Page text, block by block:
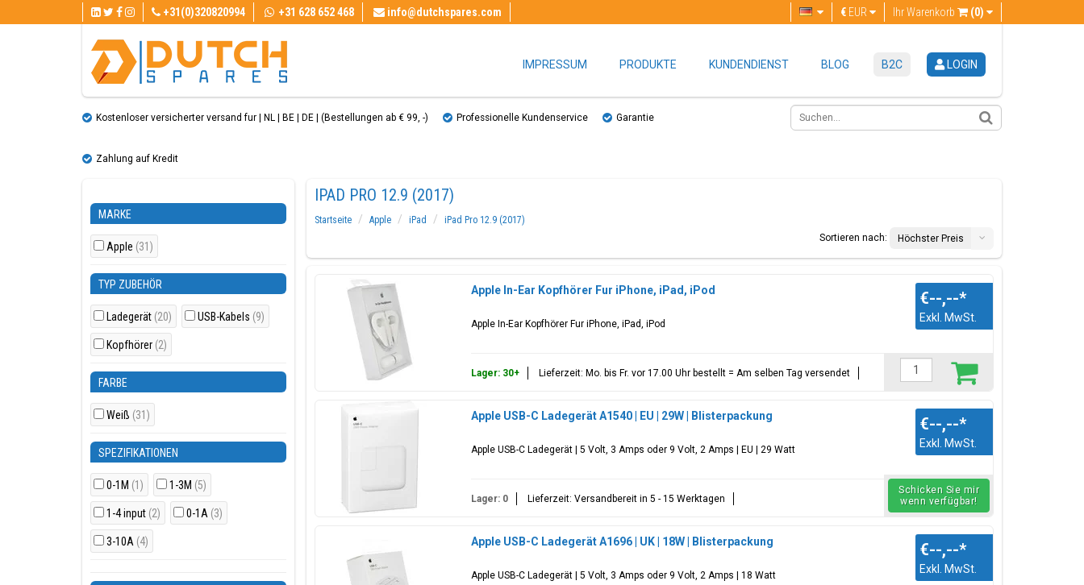
+31(0)320820994 +31 628 652 468 info@dutchspares.com Ihr Warenkorb (0)
€ EUR
IMPRESSUM PRODUKTE KUNDENDIENST BLOG B2C LOGIN
Kostenloser versicherter versand fur | NL | BE | DE | (Bestellungen ab € 99, ​​-) Professionelle Kundenservice Garantie
Zahlung auf Kredit
MARKE
Apple (31)
TYP ZUBEHÖR
Ladegerät (20) USB-Kabels (9)
Kopfhörer (2)
FARBE
Weiß (31)
SPEZIFIKATIONEN
0-1M (1) 1-3M (5)
1-4 input (2) 0-1A (3)
3-10A (4)
IPAD PRO 12.9 (2017)
Startseite Apple iPad
iPad Pro 12.9 (2017)
Sortieren nach:
Höchster Preis
Apple In-Ear Kopfhörer Fur iPhone, iPad, iPod
Apple In-Ear Kopfhörer Fur iPhone, iPad, iPod
€--,--*
Exkl. MwSt.
Lager: 30+ Lieferzeit: Mo. bis Fr. vor 17.00 Uhr bestellt = Am selben Tag versendet
Apple USB-C Ladegerät A1540 | EU | 29W | Blisterpackung
Apple USB-C Ladegerät | 5 Volt, 3 Amps oder 9 Volt, 2 Amps | EU | 29 Watt
€--,--*
Exkl. MwSt.
Lager: 0 Lieferzeit: Versandbereit in 5 - 15 Werktagen
Schicken Sie mir
wenn verfügbar!
Apple USB-C Ladegerät A1696 | UK | 18W | Blisterpackung
Apple USB-C Ladegerät | 5 Volt, 3 Amps oder 9 Volt, 2 Amps | 18 Watt
€--,--*
Exkl. MwSt.